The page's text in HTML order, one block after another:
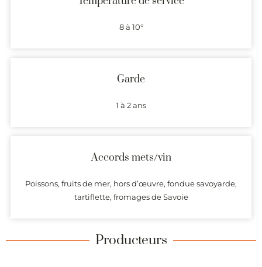
8 à 10°
Garde
1 à 2 ans
Accords mets/vin
Poissons, fruits de mer, hors d’œuvre, fondue savoyarde,
tartiflette, fromages de Savoie
Producteurs